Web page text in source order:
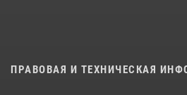
ПРАВОВАЯ И ТЕХНИЧЕСКАЯ